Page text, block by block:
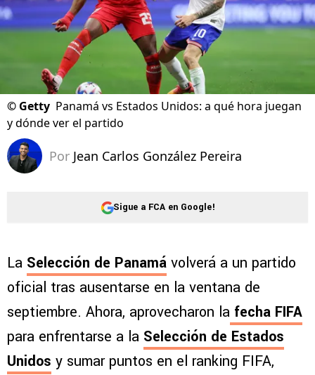
© Getty Panamá vs Estados Unidos: a qué hora juegan
y dónde ver el partido
Por Jean Carlos González Pereira
Sigue a FCA en Google!
La Selección de Panamá volverá a un partido
oficial tras ausentarse en la ventana de
septiembre. Ahora, aprovecharon la fecha FIFA
para enfrentarse a la Selección de Estados
Unidos y sumar puntos en el ranking FIFA,